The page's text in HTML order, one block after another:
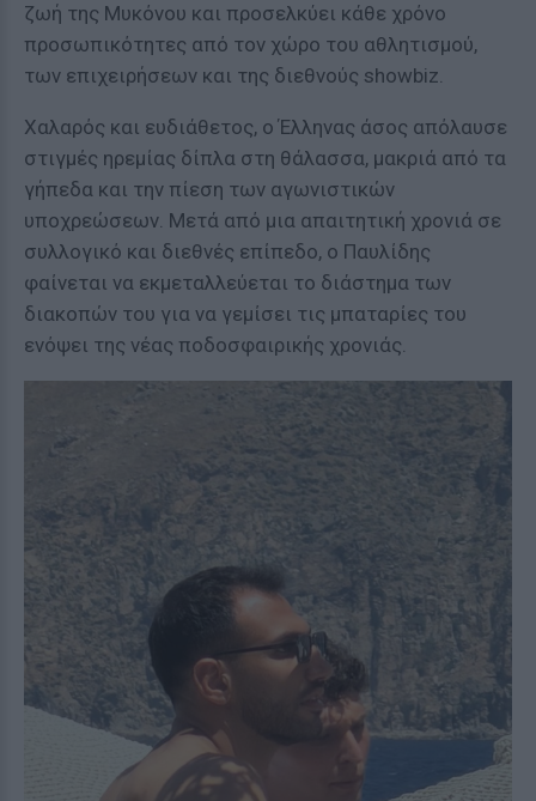
ζωή της Μυκόνου και προσελκύει κάθε χρόνο
προσωπικότητες από τον χώρο του αθλητισμού,
των επιχειρήσεων και της διεθνούς showbiz.
Χαλαρός και ευδιάθετος, ο Έλληνας άσος απόλαυσε
στιγμές ηρεμίας δίπλα στη θάλασσα, μακριά από τα
γήπεδα και την πίεση των αγωνιστικών
υποχρεώσεων. Μετά από μια απαιτητική χρονιά σε
συλλογικό και διεθνές επίπεδο, ο Παυλίδης
φαίνεται να εκμεταλλεύεται το διάστημα των
διακοπών του για να γεμίσει τις μπαταρίες του
ενόψει της νέας ποδοσφαιρικής χρονιάς.